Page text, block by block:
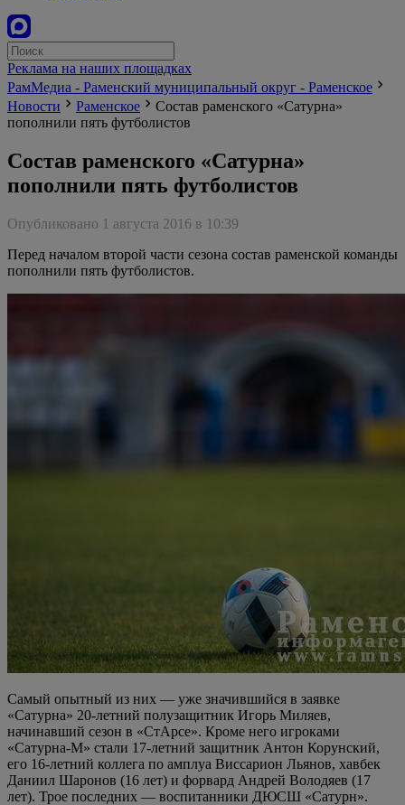
Реклама на наших площадках
РамМедиа - Раменский муниципальный округ - Раменское
Новости
Раменское
Состав раменского «Сатурна»
пополнили пять футболистов
Состав раменского «Сатурна»
пополнили пять футболистов
Опубликовано 1 августа 2016 в 10:39
Перед началом второй части сезона состав раменской команды
пополнили пять футболистов.
Самый опытный из них — уже значившийся в заявке
«Сатурна» 20-летний полузащитник Игорь Миляев,
начинавший сезон в «СтАрсе». Кроме него игроками
«Сатурна-М» стали 17-летний защитник Антон Корунский,
его 16-летний коллега по амплуа Виссарион Льянов, хавбек
Даниил Шаронов (16 лет) и форвард Андрей Володяев (17
лет). Трое последних — воспитанники ДЮСШ «Сатурн».